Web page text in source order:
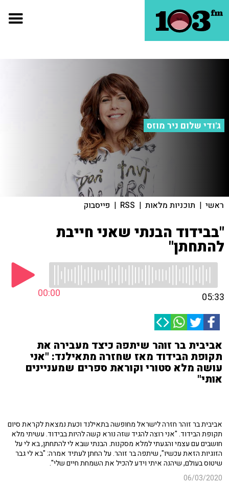
ג'ודי שלום ניר מוזס
ראשי | תוכניות מלאות |
RSS
| פייסבוק
"בבידוד הבנתי שאני חייבת
להתחתן"
00:00 05:33
אביבית בר זוהר שיתפה כיצד מעבירה את
תקופת הבידוד מאז שחזרה מתאילנד: "אני
עושה מלא סטורי וקוראת ספרים שמעניינים
אותי"
אביבית בר זוהר חזרה לישראל מחופשה בתאילנד וכעת נמצאת לקראת סיום
תקופת הבידוד. "אני רוצה להגיד שזה נורא קשה להיות בבידוד. עשיתי מלא
חושבים עם עצמי והגעתי למלא מסקנות. הבנתי שבא לי להתחתן, בא לי על
הזוגיות הזאת עכשיו", שיתפה בר זוהר. על החתן לעתיד אמרה: "בא לי גבר
שיטוס בעולם, שיהנה איתי וידע להכיל את השמחת חיים שלי".
06/03/2020